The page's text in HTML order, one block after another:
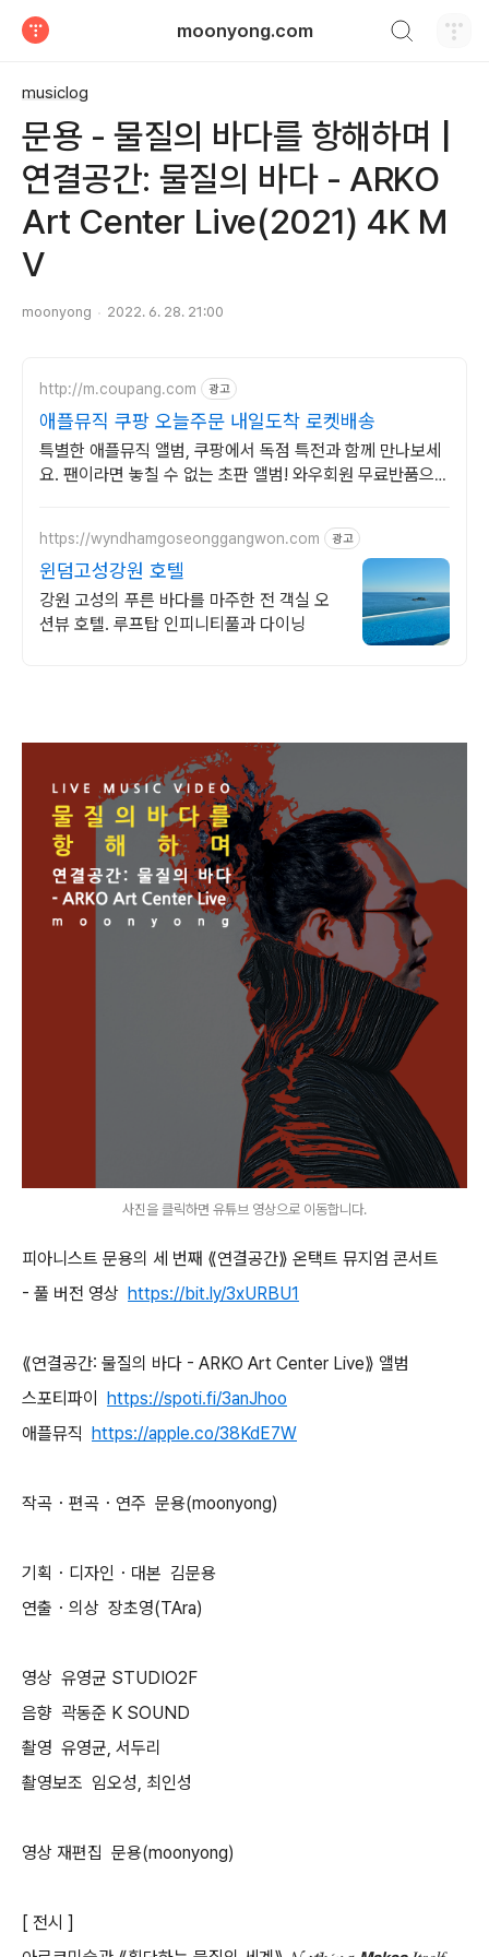
moonyong.com
musiclog
문용 - 물질의 바다를 항해하며 |
연결공간: 물질의 바다 - ARKO
Art Center Live(2021) 4K M
V
moonyong 2022. 6. 28. 21:00
http://m.coupang.com 광고
애플뮤직 쿠팡 오늘주문 내일도착 로켓배송
특별한 애플뮤직 앨범, 쿠팡에서 독점 특전과 함께 만나보세
요. 팬이라면 놓칠 수 없는 초판 앨범! 와우회원 무료반품으로
https://wyndhamgoseonggangwon.com 광고
윈덤고성강원 호텔
강원 고성의 푸른 바다를 마주한 전 객실 오
션뷰 호텔. 루프탑 인피니티풀과 다이닝
사진을 클릭하면 유튜브 영상으로 이동합니다.
피아니스트 문용의 세 번째 ⟪연결공간⟫ 온택트 뮤지엄 콘서트
- 풀 버전 영상 https://bit.ly/3xURBU1
⟪연결공간: 물질의 바다 - ARKO Art Center Live⟫ 앨범
스포티파이 https://spoti.fi/3anJhoo
애플뮤직 https://apple.co/38KdE7W
작곡・편곡・연주 문용(moonyong)
기획・디자인・대본 김문용
연출・의상 장초영(TAra)
영상 유영균 STUDIO2F
음향 곽동준 K SOUND
촬영 유영균, 서두리
촬영보조 임오성, 최인성
영상 재편집 문용(moonyong)
[ 전시 ]